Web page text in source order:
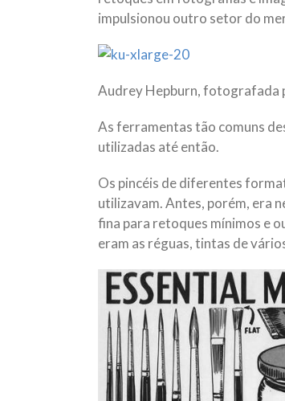
impulsionou outro setor do
Audrey Hepburn, fotografada
As ferramentas tão comuns
utilizadas até então.
Os pincéis de diferentes
utilizavam. Antes, porém, era
fina para retoques mínimos e
eram as réguas, tintas de